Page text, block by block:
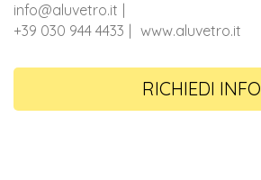
info@aluvetro.it
+39 030 944 4433
www.aluvetro.it
RICHIEDI INFO